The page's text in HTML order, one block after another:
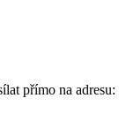
přímo na adresu: